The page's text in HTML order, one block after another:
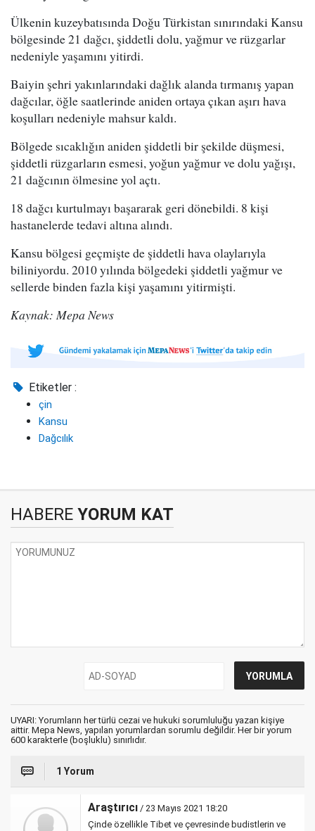
Ülkenin kuzeybatısında Doğu Türkistan sınırındaki Kansu
bölgesinde 21 dağcı, şiddetli dolu, yağmur ve rüzgarlar
nedeniyle yaşamını yitirdi.
Baiyin şehri yakınlarındaki dağlık alanda tırmanış yapan
dağcılar, öğle saatlerinde aniden ortaya çıkan aşırı hava
koşulları nedeniyle mahsur kaldı.
Bölgede sıcaklığın aniden şiddetli bir şekilde düşmesi,
şiddetli rüzgarların esmesi, yoğun yağmur ve dolu yağışı,
21 dağcının ölmesine yol açtı.
18 dağcı kurtulmayı başararak geri dönebildi. 8 kişi
hastanelerde tedavi altına alındı.
Kansu bölgesi geçmişte de şiddetli hava olaylarıyla
biliniyordu. 2010 yılında bölgedeki şiddetli yağmur ve
sellerde binden fazla kişi yaşamını yitirmişti.
Kaynak: Mepa News
Etiketler :
çin
Kansu
Dağcılık
HABERE YORUM KAT
UYARI: Yorumların her türlü cezai ve hukuki sorumluluğu yazan kişiye
aittir. Mepa News, yapılan yorumlardan sorumlu değildir. Her bir yorum
600 karakterle (boşluklu) sınırlıdır.
1 Yorum
Araştırıcı / 23 Mayıs 2021 18:20
Çinde özellikle Tibet ve çevresinde budistlerin ve